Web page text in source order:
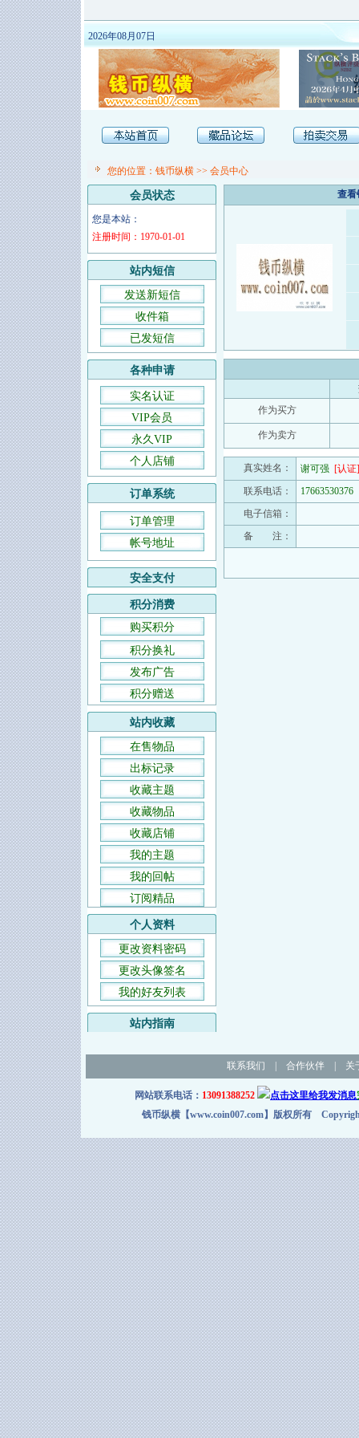
2026年08月07日
您的位置： 钱币纵横 >> 会员中心
会员状态
您是本站：
注册时间：1970-01-01
站内短信
发送新短信
收件箱
已发短信
各种申请
实名认证
VIP会员
永久VIP
个人店铺
订单系统
订单管理
帐号地址
安全支付
积分消费
购买积分
积分换礼
发布广告
积分赠送
站内收藏
在售物品
出标记录
收藏主题
收藏物品
收藏店铺
我的主题
我的回帖
订阅精品
个人资料
更改资料密码
更改头像签名
我的好友列表
站内指南
查看
作为买方
作为卖方
真实姓名： 谢可强 [认证]
联系电话：
17663530376
电子信箱：
备 注：
联系我们 合作伙伴 关
网站联系电话： 13091388252
钱币纵横【www.coin007.com】版权所有